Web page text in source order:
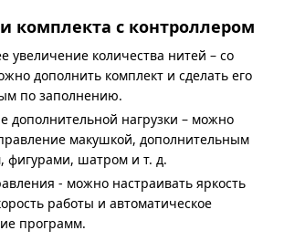
комплекта с контроллером
увеличение количества нитей – со
дополнить комплект и сделать его
по заполнению.
дополнительной нагрузки – можно
макушкой, дополнительным
фигурами, шатром и т. д.
- можно настраивать яркость
работы и автоматическое
программ.